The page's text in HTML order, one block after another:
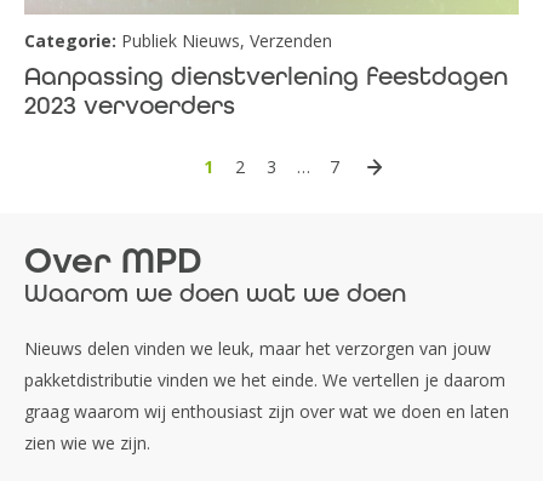
Categorie: Publiek Nieuws, Verzenden
Aanpassing dienstverlening feestdagen
2023 vervoerders
1 2 3 … 7
Over MPD
Waarom we doen wat we doen
Nieuws delen vinden we leuk, maar het verzorgen van jouw
pakketdistributie vinden we het einde. We vertellen je daarom
graag waarom wij enthousiast zijn over wat we doen en laten
zien wie we zijn.